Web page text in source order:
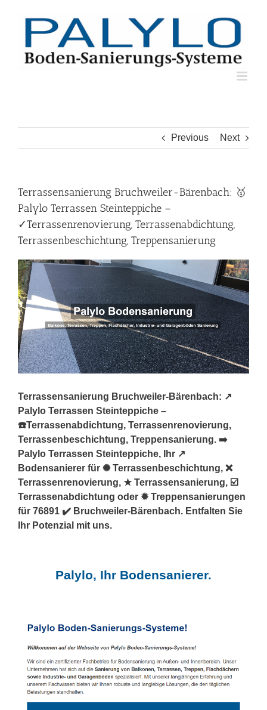
Previous Next
Terrassensanierung Bruchweiler-Bärenbach: 🥇
Palylo Terrassen Steinteppiche –
✓Terrassenrenovierung, Terrassenabdichtung,
Terrassenbeschichtung, Treppensanierung
Terrassensanierung Bruchweiler-Bärenbach: ↗️
Palylo Terrassen Steinteppiche –
☎️Terrassenabdichtung, Terrassenrenovierung,
Terrassenbeschichtung, Treppensanierung. ➡️
Palylo Terrassen Steinteppiche, Ihr ↗️
Bodensanierer für ✺ Terrassenbeschichtung, ❌
Terrassenrenovierung, ★ Terrassensanierung, ☑️
Terrassenabdichtung oder ✹ Treppensanierungen
für 76891 ✔️ Bruchweiler-Bärenbach. Entfalten Sie
Ihr Potenzial mit uns.
Palylo, Ihr Bodensanierer.